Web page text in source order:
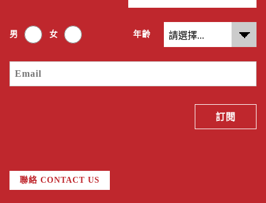
男 女 年齡
聯絡 CONTACT US